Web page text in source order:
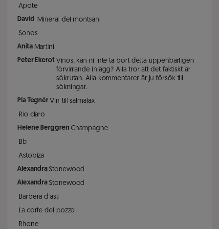
Apote
David Mineral del montsani
Sonos
Anita Martini
Peter Ekerot Vinos, kan ni inte ta bort detta uppenbarligen
förvirrande inlägg? Alla tror att det faktiskt är
sökrutan. Alla kommentarer är ju försök till
sökningar.
Pia Tegnér Vin till salmalax
Rio claro
Helene Berggren Champagne
Bb
Astobiza
Alexandra Stonewood
Alexandra Stonewood
Barbera d’asti
La corte del pozzo
Rhone